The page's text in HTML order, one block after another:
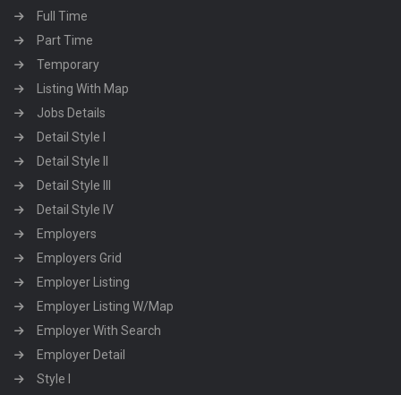
Full Time
Part Time
Temporary
Listing With Map
Jobs Details
Detail Style I
Detail Style II
Detail Style III
Detail Style IV
Employers
Employers Grid
Employer Listing
Employer Listing W/Map
Employer With Search
Employer Detail
Style I